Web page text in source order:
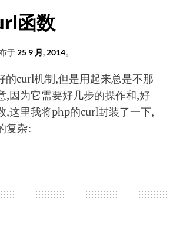
函数
于 25 9 月, 2014。
的curl机制,但是用起来总是不那
,因为它需要好几步的操作和,好
,这里我将php的curl封装了一下,
复杂:
函
数